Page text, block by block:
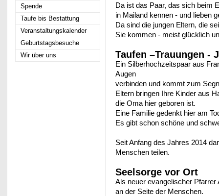
Spende
Taufe bis Bestattung
Veranstaltungskalender
Geburtstagsbesuche
Wir über uns
Da ist das Paar, das sich beim
in Mailand kennen - und lieben
Da sind die jungen Eltern, die
Sie kommen - meist glücklich
Taufen –Trauungen -
Ein Silberhochzeitspaar aus
Augen
verbinden und kommt zum
Eltern bringen Ihre Kinder aus
die Oma hier geboren ist.
Eine Familie gedenkt hier am
Es gibt schon schöne und
Seit Anfang des Jahres 2014
Menschen teilen.
Seelsorge vor Ort
Als neuer evangelischer
an der Seite der Menschen.